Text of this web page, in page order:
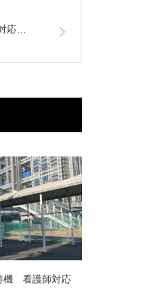
応…
機 看護師対応